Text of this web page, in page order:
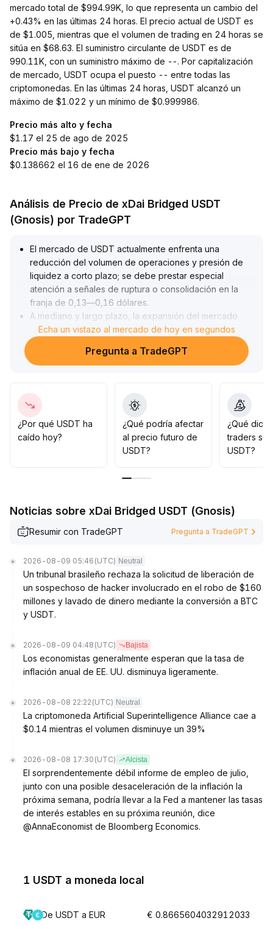
mercado total de $994.99K, lo que representa un cambio del
+0.43% en las últimas 24 horas. El precio actual de USDT es
de $1.005, mientras que el volumen de trading en 24 horas se
sitúa en $68.63. El suministro circulante de USDT es de
990.11K, con un suministro máximo de --. Por capitalización
de mercado, USDT ocupa el puesto -- entre todas las
criptomonedas. En las últimas 24 horas, USDT alcanzó un
máximo de $1.022 y un mínimo de $0.999986.
Precio más alto y fecha
$1.17 el 25 de ago de 2025
Precio más bajo y fecha
$0.138662 el 16 de ene de 2026
Análisis de Precio de xDai Bridged USDT
(Gnosis) por TradeGPT
El mercado de USDT actualmente enfrenta una
reducción del volumen de operaciones y presión de
liquidez a corto plazo; se debe prestar especial
atención a señales de ruptura o consolidación en la
franja de 0,13—0,16 dólares.
A mediano y largo plazo, la expansión del mercado
cripto en India y los ajustes en las políticas regulatorias
ofrecen oportunidades de crecimiento estructural para
USDT, mientras que la demanda de pagos
Sin embargo, el proceso legislativo de los stablecoins
en EE
UU.
y los detalles de cumplimiento siguen siendo inciertos,
por lo que en el corto plazo es importante prevenir
Se recomienda monitorear de cerca el desempeño de
gestión flexible de las posiciones y considerar
aumentar la exposición ante rupturas relevantes del
Echa un vistazo al mercado de hoy en segundos
Pregunta a TradeGPT
¿Por qué USDT ha
caído hoy?
¿Qué podría afectar
al precio futuro de
USDT?
¿Qué
traders
USDT?
Noticias sobre xDai Bridged USDT (Gnosis)
Resumir con TradeGPT Pregunta a TradeGPT
2026-08-09 05:46 (UTC) Neutral
Un tribunal brasileño rechaza la solicitud de liberación de
un sospechoso de hacker involucrado en el robo de $160
millones y lavado de dinero mediante la conversión a BTC
y USDT.
2026-08-09 04:48 (UTC) Bajista
Los economistas generalmente esperan que la tasa de
inflación anual de EE. UU. disminuya ligeramente.
2026-08-08 22:22 (UTC) Neutral
La criptomoneda Artificial Superintelligence Alliance cae a
$0.14 mientras el volumen disminuye un 39%
2026-08-08 17:30 (UTC) Alcista
El sorprendentemente débil informe de empleo de julio,
junto con una posible desaceleración de la inflación la
próxima semana, podría llevar a la Fed a mantener las tasas
de interés estables en su próxima reunión, dice
@AnnaEconomist de Bloomberg Economics.
1 USDT a moneda local
De USDT a EUR € 0.8665604032912033